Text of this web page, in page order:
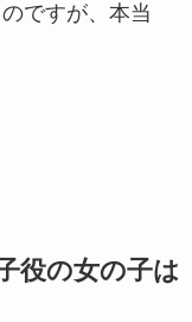
ですが、本当
役の女の子は